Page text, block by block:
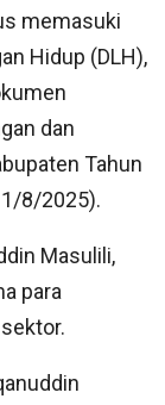
memasuki
Hidup (DLH),
dan
Tahun
8/2025).
Masulili,
para